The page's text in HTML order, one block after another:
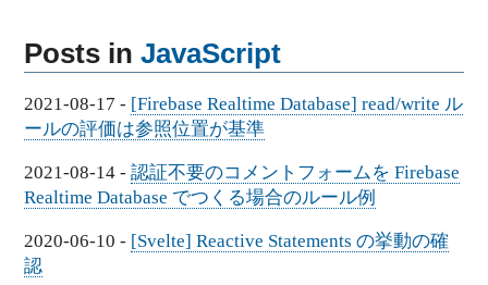
Posts inJavaScript
2021-08-17 - [Firebase Realtime Database] read/write ル
ールの評価は参照位置が基準
2021-08-14 -認証不要のコメントフォームを Firebase
Realtime Database でつくる場合のルール例
2020-06-10 - [Svelte] Reactive Statements の挙動の確
認